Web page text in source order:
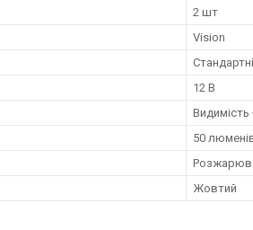
2 шт
Vision
12 В
Видимість
50
Жовтий